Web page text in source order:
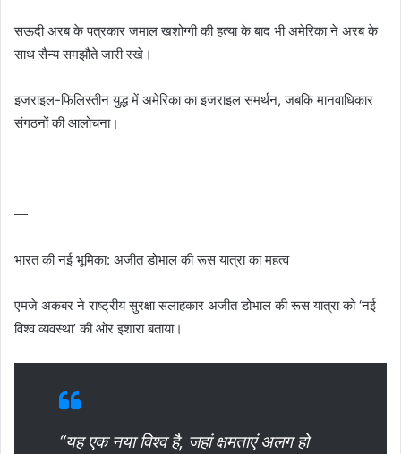
सऊदी अरब के पत्रकार जमाल खशोग्गी की हत्या के बाद भी अमेरिका ने अरब के
साथ सैन्य समझौते जारी रखे।
इजराइल-फिलिस्तीन युद्ध में अमेरिका का इजराइल समर्थन, जबकि मानवाधिकार
संगठनों की आलोचना।
—
भारत की नई भूमिका: अजीत डोभाल की रूस यात्रा का महत्व
एमजे अकबर ने राष्ट्रीय सुरक्षा सलाहकार अजीत डोभाल की रूस यात्रा को ‘नई
विश्व व्यवस्था’ की ओर इशारा बताया।
“यह एक नया विश्व है, जहां क्षमताएं अलग हो